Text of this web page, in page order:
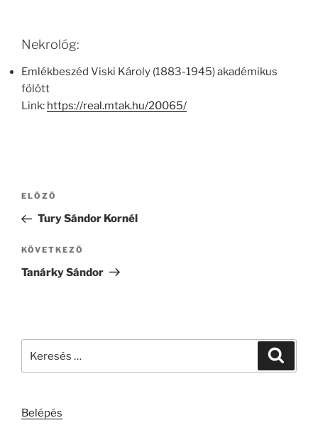
Nekrológ:
Emlékbeszéd Viski Károly (1883-1945) akadémikus
fölött
Link: https://real.mtak.hu/20065/
Bejegyzés
Korábbi
bejegyzés
ELŐZŐ
Tury Sándor Kornél
Következő
bejegyzés
KÖVETKEZŐ
Tanárky Sándor
Belépés